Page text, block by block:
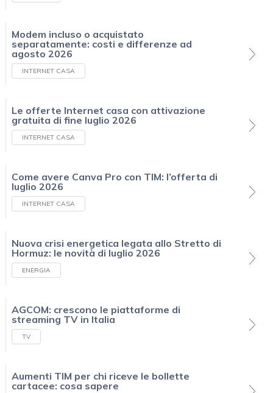
Modem incluso o acquistato
separatamente: costi e differenze ad
agosto 2026
INTERNET CASA
Le offerte Internet casa con attivazione
gratuita di fine luglio 2026
INTERNET CASA
Come avere Canva Pro con TIM: l’offerta di
luglio 2026
INTERNET CASA
Nuova crisi energetica legata allo Stretto di
Hormuz: le novità di luglio 2026
ENERGIA
AGCOM: crescono le piattaforme di
streaming TV in Italia
TV
Aumenti TIM per chi riceve le bollette
cartacee: cosa sapere